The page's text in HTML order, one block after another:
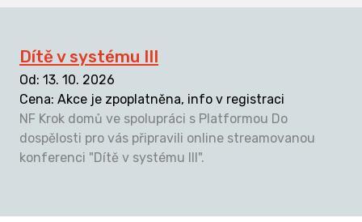
Dítě v systému III
Od: 13. 10. 2026
Cena: Akce je zpoplatněna, info v registraci
NF Krok domů ve spolupráci s Platformou Do
dospělosti pro vás připravili online streamovanou
konferenci "Dítě v systému III".